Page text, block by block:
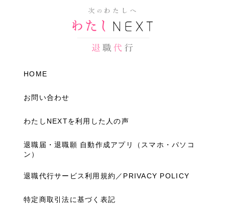
HOME
お問い合わせ
わたしNEXTを利用した人の声
退職届・退職願 自動作成アプリ（スマホ・パソコ
ン）
退職代行サービス利用規約／PRIVACY POLICY
特定商取引法に基づく表記